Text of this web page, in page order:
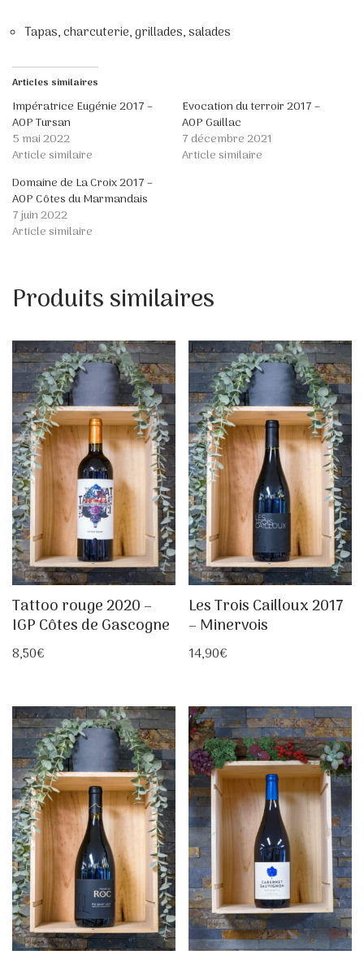
Tapas, charcuterie, grillades, salades
Articles similaires
Impératrice Eugénie 2017 –
AOP Tursan
5 mai 2022
Article similaire
Evocation du terroir 2017 –
AOP Gaillac
7 décembre 2021
Article similaire
Domaine de La Croix 2017 –
AOP Côtes du Marmandais
7 juin 2022
Article similaire
Produits similaires
Tattoo rouge 2020 –
IGP Côtes de Gascogne
8,50€
Les Trois Cailloux 2017
– Minervois
14,90€